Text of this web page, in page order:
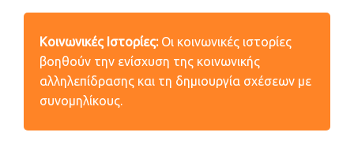
Κοινωνικές Ιστορίες:Οι κοινωνικές ιστορίες
βοηθούν την ενίσχυση της κοινωνικής
αλληλεπίδρασης και τη δημιουργία σχέσεων με
συνομηλίκους.